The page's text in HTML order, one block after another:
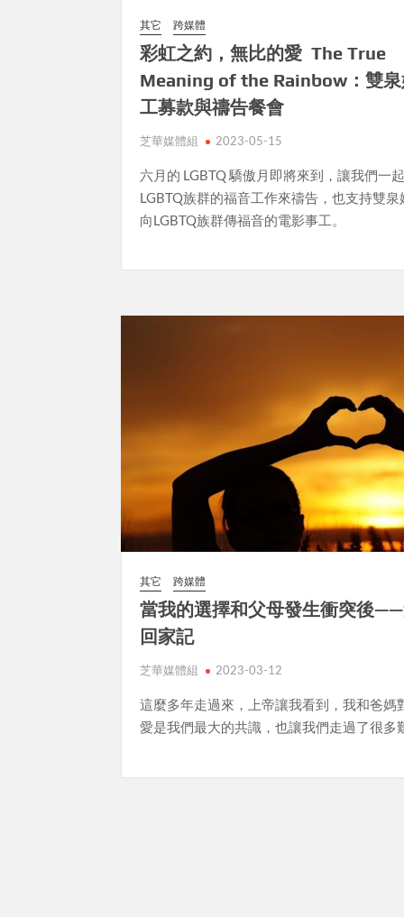
其它 跨媒體
彩虹之約，無比的愛 The True
Meaning of the Rainbow：雙泉
工募款與禱告餐會
芝華媒體組 2023-05-15
六月的 LGBTQ 驕傲月即將來到，讓我們一
LGBTQ族群的福音工作來禱告，也支持雙泉
向LGBTQ族群傳福音的電影事工。
其它 跨媒體
當我的選擇和父母發生衝突後
回家記
芝華媒體組 2023-03-12
這麼多年走過來，上帝讓我看到，我和爸媽
愛是我們最大的共識，也讓我們走過了很多